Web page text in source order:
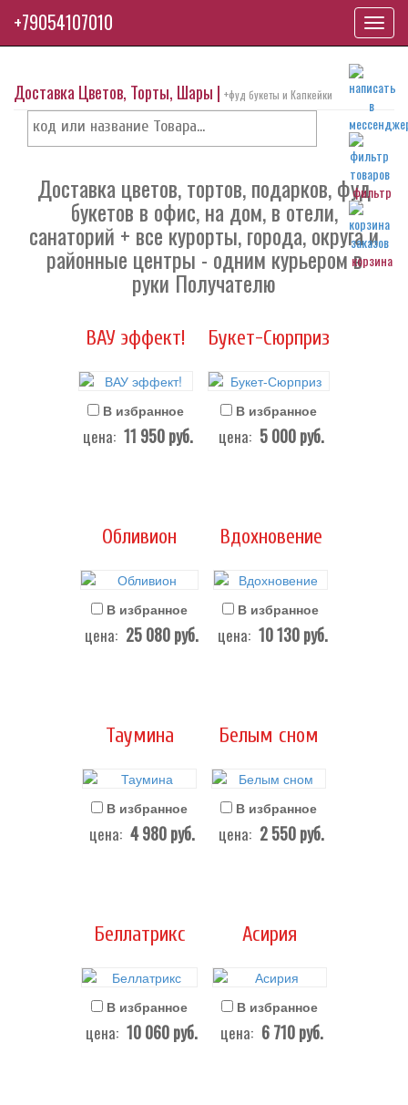
фильтр
корзина
Доставка Цветов, Торты, Шары | +фуд букеты и Капкейки
Доставка цветов, тортов, подарков, фуд
букетов в офис, на дом, в отели,
санаторий + все курорты, города, округа и
районные центры - одним курьером в
руки Получателю
ВАУ эффект!
В избранное
цена: 11 950руб.
Букет-Сюрприз
В избранное
цена: 5 000руб.
Обливион
В избранное
цена: 25 080руб.
Вдохновение
В избранное
цена: 10 130руб.
Таумина
В избранное
цена: 4 980руб.
Белым сном
В избранное
цена: 2 550руб.
Беллатрикс
В избранное
цена: 10 060руб.
Асирия
В избранное
цена: 6 710руб.
+79054107010